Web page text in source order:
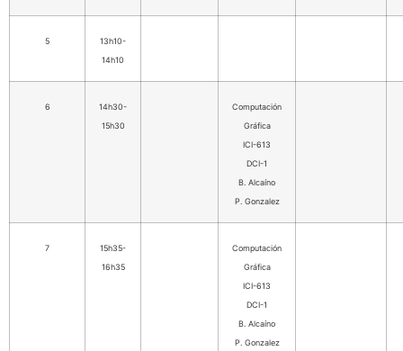
5
13h10-
14h10
6
14h30-
15h30
Computación
Gráfica
ICI-613
DCI-1
B. Alcaíno
P. Gonzalez
7
15h35-
16h35
Computación
Gráfica
ICI-613
DCI-1
B. Alcaíno
P. Gonzalez